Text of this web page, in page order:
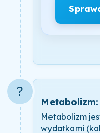
?
Metabolizm
wydatkami